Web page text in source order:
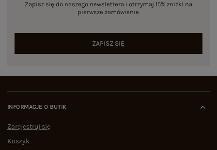
Zapisz się do naszego newslettera i otrzymaj 15% zniżki na
pierwsze zamówienie
ZAPISZ SIĘ
INFORMACJE O BUTIK
Zarejestruj się
Koszyk